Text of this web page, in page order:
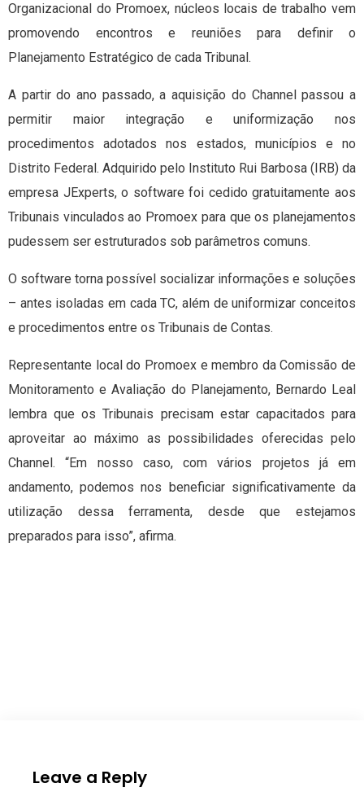
Organizacional do Promoex, núcleos locais de trabalho vem
promovendo encontros e reuniões para definir o
Planejamento Estratégico de cada Tribunal.
A partir do ano passado, a aquisição do Channel passou a
permitir maior integração e uniformização nos
procedimentos adotados nos estados, municípios e no
Distrito Federal. Adquirido pelo Instituto Rui Barbosa (IRB) da
empresa JExperts, o software foi cedido gratuitamente aos
Tribunais vinculados ao Promoex para que os planejamentos
pudessem ser estruturados sob parâmetros comuns.
O software torna possível socializar informações e soluções
– antes isoladas em cada TC, além de uniformizar conceitos
e procedimentos entre os Tribunais de Contas.
Representante local do Promoex e membro da Comissão de
Monitoramento e Avaliação do Planejamento, Bernardo Leal
lembra que os Tribunais precisam estar capacitados para
aproveitar ao máximo as possibilidades oferecidas pelo
Channel. “Em nosso caso, com vários projetos já em
andamento, podemos nos beneficiar significativamente da
utilização dessa ferramenta, desde que estejamos
preparados para isso”, afirma.
Leave a Reply